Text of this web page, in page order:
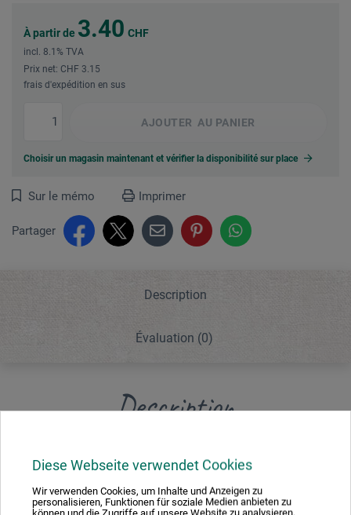
Diese Webseite verwendet Cookies
Wir verwenden Cookies, um Inhalte und Anzeigen zu
personalisieren, Funktionen für soziale Medien anbieten zu
können und die Zugriffe auf unsere Website zu analysieren.
À partir de 3.40 CHF
incl. 8.1% TVA
Prix net: CHF 3.15
frais d'expédition en sus
AJOUTER AU PANIER
Choisir un magasin maintenant et vérifier la disponibilité sur place
Sur le mémo Imprimer
Partager
Description
Évaluation (0)
Description